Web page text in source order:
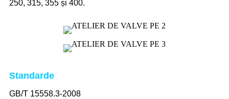
250, 315, 355 și 400.
Standarde
GB/T 15558.3-2008